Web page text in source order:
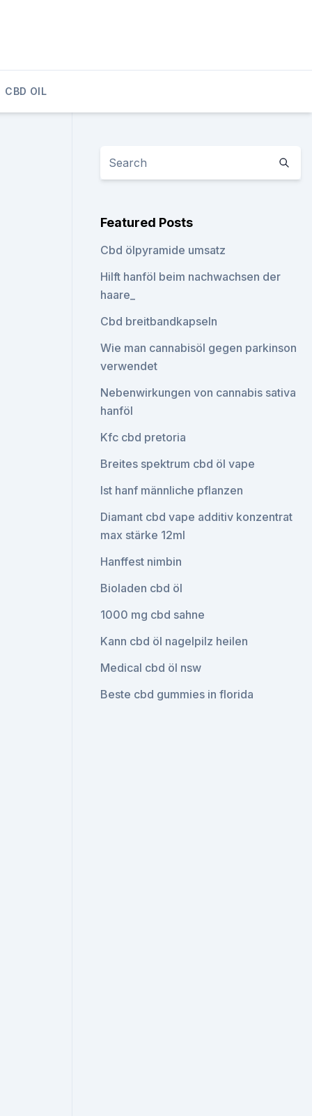
CBD OIL
Featured Posts
Cbd ölpyramide umsatz
Hilft hanföl beim nachwachsen der
haare_
Cbd breitbandkapseln
Wie man cannabisöl gegen parkinson
verwendet
Nebenwirkungen von cannabis sativa
hanföl
Kfc cbd pretoria
Breites spektrum cbd öl vape
Ist hanf männliche pflanzen
Diamant cbd vape additiv konzentrat
max stärke 12ml
Hanffest nimbin
Bioladen cbd öl
1000 mg cbd sahne
Kann cbd öl nagelpilz heilen
Medical cbd öl nsw
Beste cbd gummies in florida